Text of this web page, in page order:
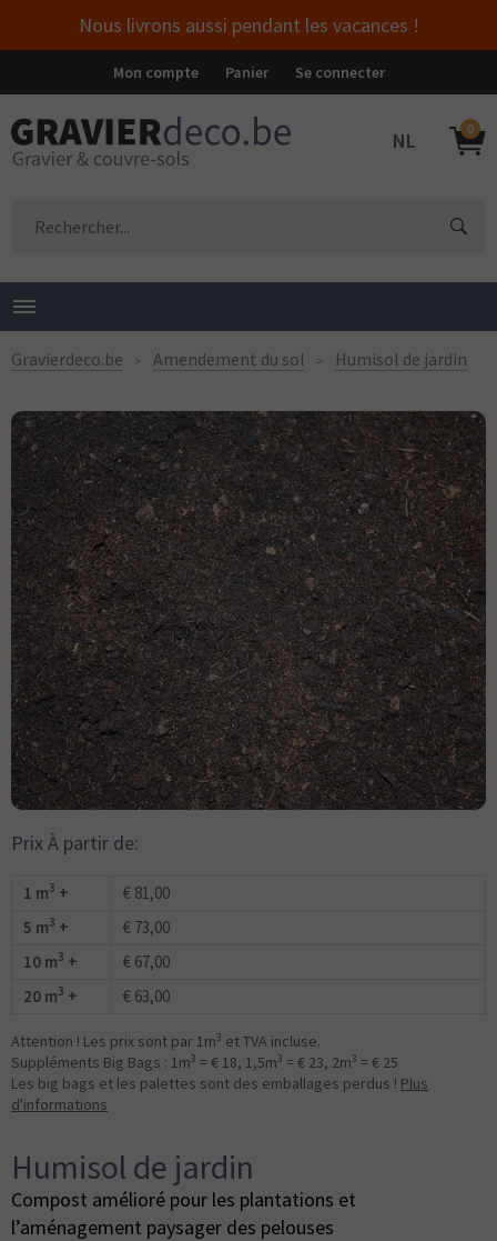
Nous livrons aussi pendant les vacances !
Mon compte Panier Se connecter
NL 0
Gravierdeco.be Amendement du sol Humisol de jardin
Prix À partir de:
1 m3 +
€ 81,00
5 m3 +
€ 73,00
10 m3 +
€ 67,00
20 m3 + € 63,00
Attention ! Les prix sont par 1m3 et TVA incluse.
Suppléments Big Bags : 1m3 = € 18, 1,5m3 = € 23, 2m3 = € 25
Les big bags et les palettes sont des emballages perdus ! Plus
d'informations
Humisol de jardin
Compost amélioré pour les plantations et
l’aménagement paysager des pelouses